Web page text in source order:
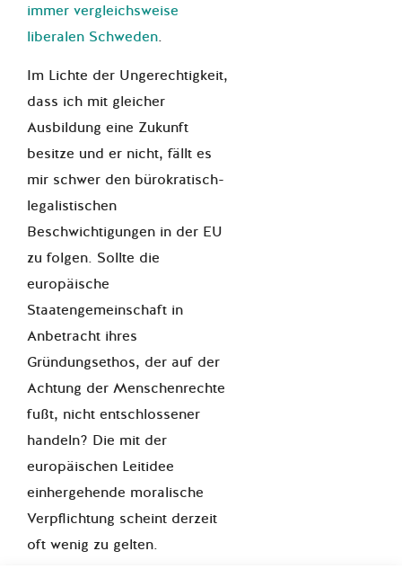
immer vergleichsweise
liberalen Schweden.
Im Lichte der Ungerechtigkeit,
dass ich mit gleicher
Ausbildung eine Zukunft
besitze und er nicht, fällt es
mir schwer den bürokratisch-
legalistischen
Beschwichtigungen in der EU
zu folgen. Sollte die
europäische
Staatengemeinschaft in
Anbetracht ihres
Gründungsethos, der auf der
Achtung der Menschenrechte
fußt, nicht entschlossener
handeln? Die mit der
europäischen Leitidee
einhergehende moralische
Verpflichtung scheint derzeit
oft wenig zu gelten.